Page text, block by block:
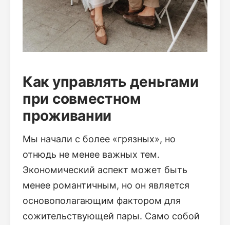
Как управлять деньгами
при совместном
проживании
Мы начали с более «грязных», но
отнюдь не менее важных тем.
Экономический аспект может быть
менее романтичным, но он является
основополагающим фактором для
сожительствующей пары. Само собой